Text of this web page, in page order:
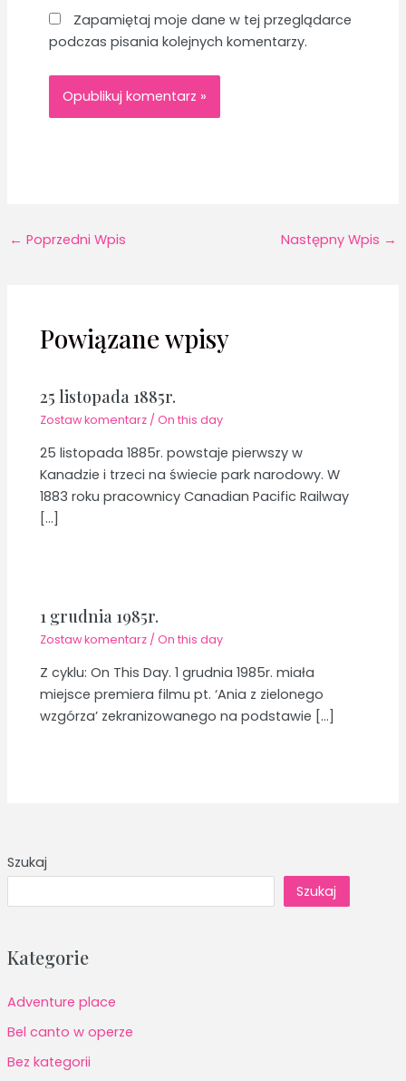
Szukaj
Szukaj
Kategorie
Adventure place
Bel canto w operze
Bez kategorii
Zapamiętaj moje dane w tej przeglądarce
podczas pisania kolejnych komentarzy.
← Poprzedni Wpis Następny Wpis →
Powiązane wpisy
25 listopada 1885r.
Zostaw komentarz /On this day
25 listopada 1885r. powstaje pierwszy w
Kanadzie i trzeci na świecie park narodowy. W
1883 roku pracownicy Canadian Pacific Railway
[…]
1 grudnia 1985r.
Zostaw komentarz /On this day
Z cyklu: On This Day. 1 grudnia 1985r. miała
miejsce premiera filmu pt. ‘Ania z zielonego
wzgórza’ zekranizowanego na podstawie […]